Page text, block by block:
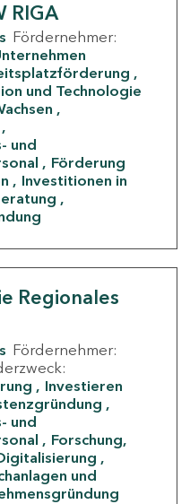
RIGA
Fördernehmer:
und Technologie
und
Förderung
Investitionen in
Regionales
Fördernehmer:
Investieren
und
Forschung,
und